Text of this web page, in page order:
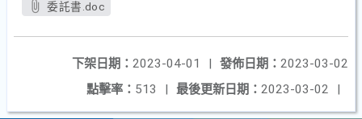
委託書.doc
發佈日期： 2023-03-02
下架日期： 2023-04-01
|
最後更新日期： 2023-03-02 |
點擊率： 513 |